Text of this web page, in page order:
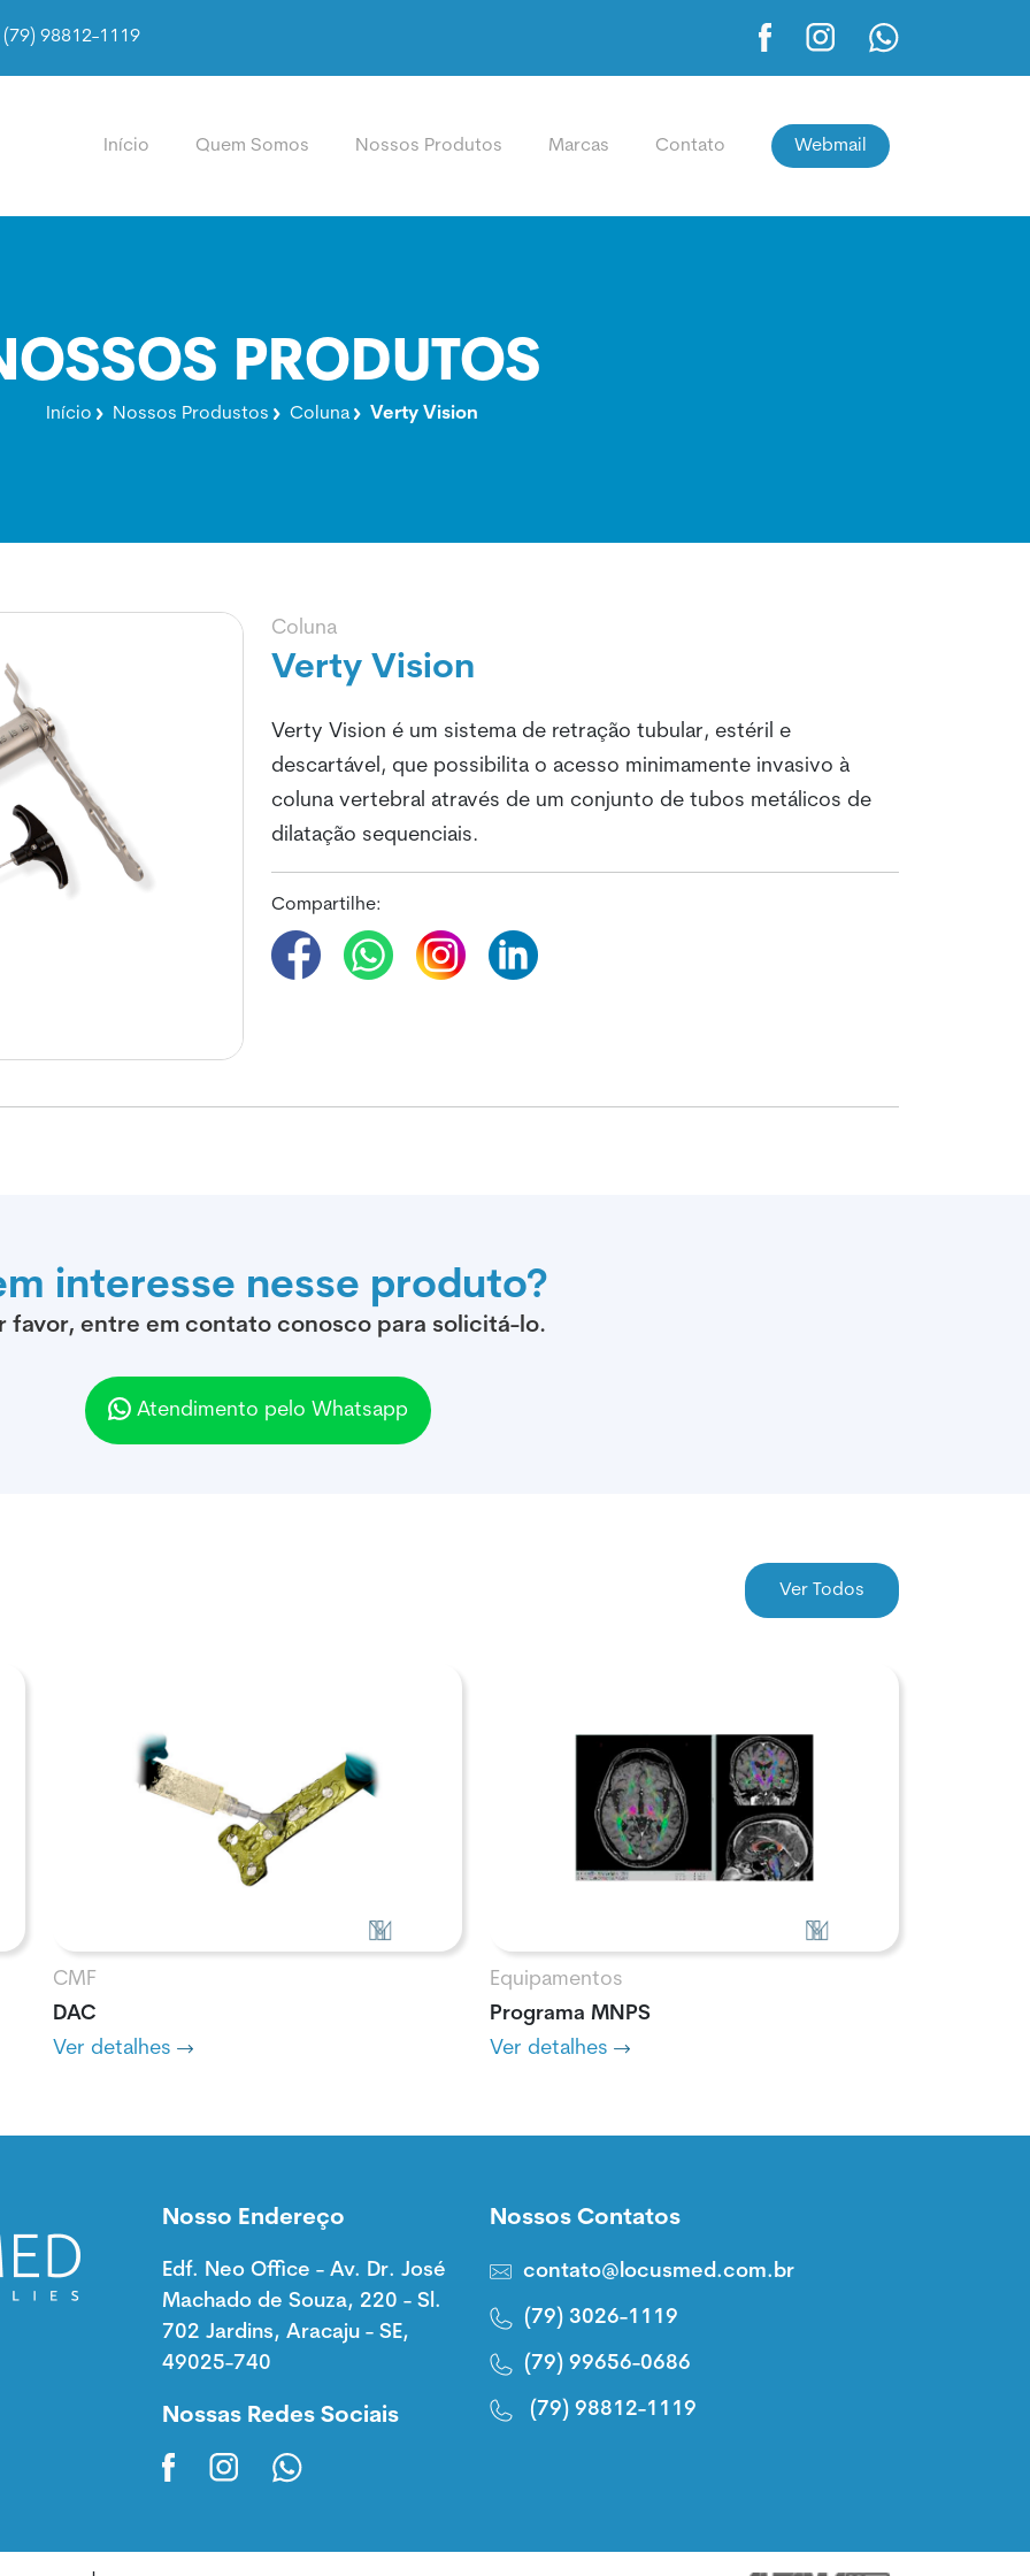
(79) 98812-1119
Início Quem Somos Nossos Produtos Marcas Contato Webmail
PRODUTOS
Início Nossos Produstos Coluna Verty Vision
Coluna
Verty Vision
Verty Vision é um sistema de retração tubular, estéril e
descartável, que possibilita o acesso minimamente invasivo à
coluna vertebral através de um conjunto de tubos metálicos de
dilatação sequenciais.
Compartilhe:
interesse nesse produto?
favor, entre em contato conosco para solicitá-lo.
Atendimento pelo Whatsapp
Ver Todos
CMF
DAC
Ver detalhes
Equipamentos
Programa MNPS
Ver detalhes
Nosso Endereço
Edf. Neo Office - Av. Dr. José
Machado de Souza, 220 - Sl.
702 Jardins, Aracaju - SE,
49025-740
Nossas Redes Sociais
Nossos Contatos
contato@locusmed.com.br
(79) 3026-1119
(79) 99656-0686
(79) 98812-1119